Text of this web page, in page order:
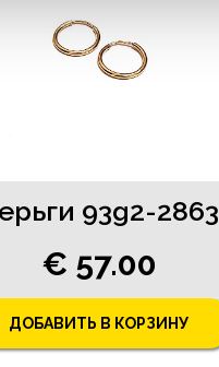
93g2-2863
€ 57.00
ДОБАВИТЬ В КОРЗИНУ